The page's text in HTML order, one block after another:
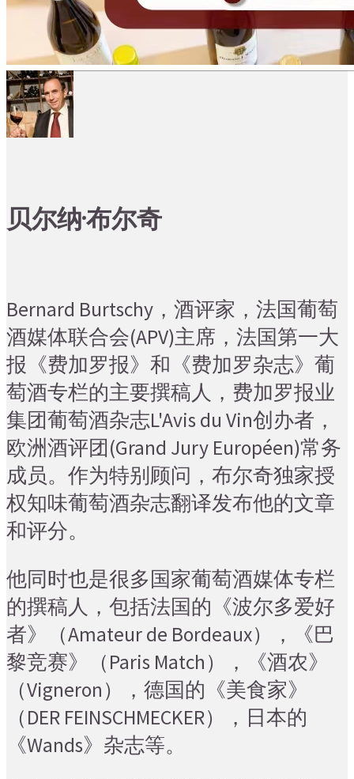
贝尔纳·布尔奇
Bernard Burtschy，酒评家，法国葡萄
酒媒体联合会(APV)主席，法国第一大
报《费加罗报》和《费加罗杂志》葡
萄酒专栏的主要撰稿人，费加罗报业
集团葡萄酒杂志L'Avis du Vin创办者，
欧洲酒评团(Grand Jury Européen)常务
成员。作为特别顾问，布尔奇独家授
权知味葡萄酒杂志翻译发布他的文章
和评分。
他同时也是很多国家葡萄酒媒体专栏
的撰稿人，包括法国的《波尔多爱好
者》（Amateur de Bordeaux），《巴
黎竞赛》（Paris Match），《酒农》
（Vigneron），德国的《美食家》
（DER FEINSCHMECKER），日本的
《Wands》杂志等。